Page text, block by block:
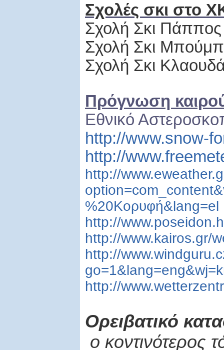
Σχολές σκι στο
Σχολή Σκι
Σχολή Σκι
Σχολή Σκι
Πρόγνωση
Εθνικό
http://www.snow-
http://
http://
%20Κορυφή&lang=el
http://
http://www.kairos.gr/
http://
http://
Ορειβατικό
ο